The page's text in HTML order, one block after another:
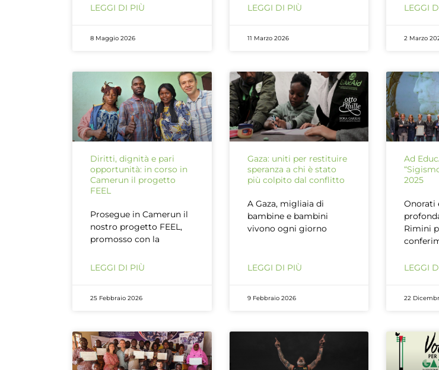
LEGGI DI PIÙ
8 Maggio 2026
LEGGI DI PIÙ
11 Marzo 2026
LEGGI
2 Marzo
Diritti, dignità e pari
opportunità: in corso in
Camerun il progetto
FEEL
Prosegue in Camerun il
nostro progetto FEEL,
promosso con la
LEGGI DI PIÙ
25 Febbraio 2026
Gaza: uniti per restituire
speranza a chi è stato
più colpito dal conflitto
A Gaza, migliaia di
bambine e bambini
vivono ogni giorno
LEGGI DI PIÙ
9 Febbraio 2026
Ad
2025
Onorati
Rimini
LEGGI
22